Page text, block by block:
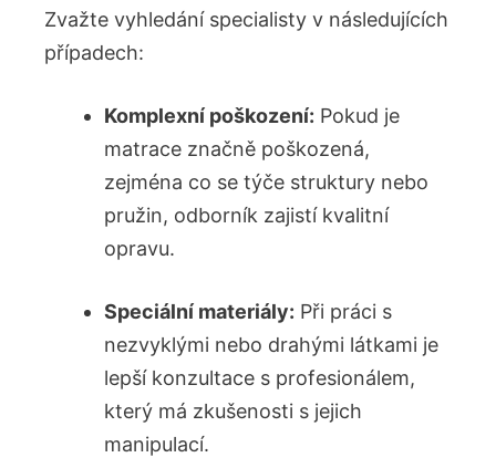
Zvažte vyhledání specialisty v následujících
případech:
Komplexní poškození: Pokud je
matrace značně poškozená,
zejména co se týče struktury nebo
pružin, odborník zajistí kvalitní
opravu.
Speciální materiály: Při práci s
nezvyklými nebo drahými látkami je
lepší konzultace s profesionálem,
který má zkušenosti s jejich
manipulací.